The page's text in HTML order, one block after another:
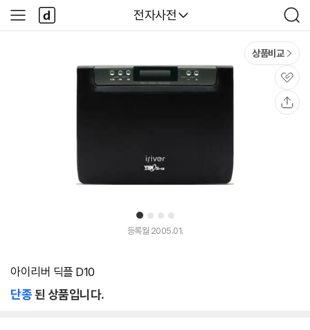
다나와
전자사전
검
색
사
이
다
나
와
1 2 3 4
상품비교
관
심
등록월 2005.01.
아이리버 딕플 D10
단종된 상품입니다.